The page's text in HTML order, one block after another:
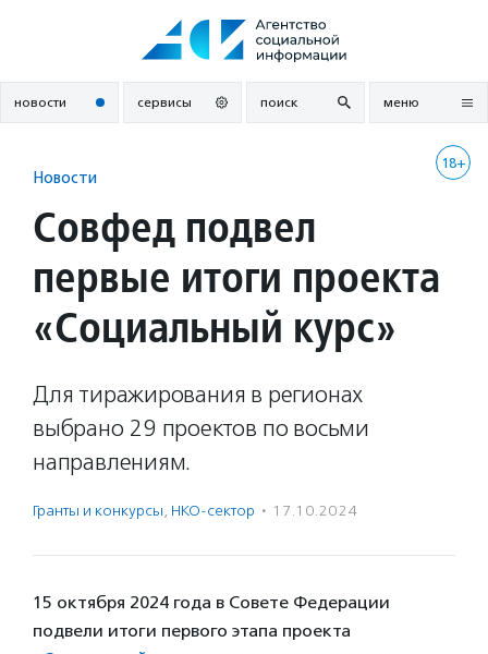
новости сервисы поиск меню
18+
Новости
Совфед подвел
первые итоги проекта
«Социальный курс»
Для тиражирования в регионах
выбрано 29 проектов по восьми
направлениям.
Гранты и конкурсы, НКО-сектор · 17.10.2024
15 октября 2024 года в Совете Федерации
подвели итоги первого этапа проекта